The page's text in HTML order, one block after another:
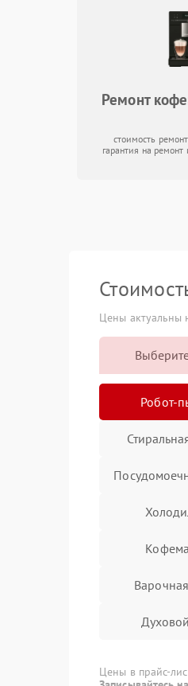
Ремонт
стоимость
гарантия на ремонт
Цены актуальны
Робот-
Цены в прайс-